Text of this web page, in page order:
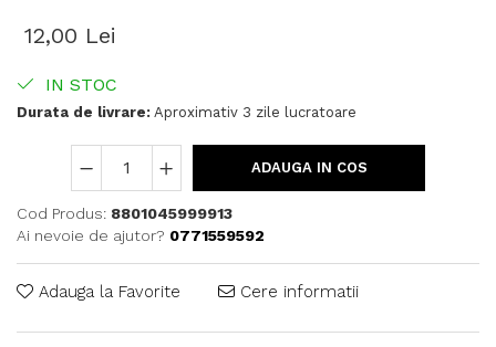
12,00 Lei
IN STOC
Durata de livrare: Aproximativ 3 zile lucratoare
ADAUGA IN COS
Cod Produs: 8801045999913
Ai nevoie de ajutor? 0771559592
Adauga la Favorite Cere informatii